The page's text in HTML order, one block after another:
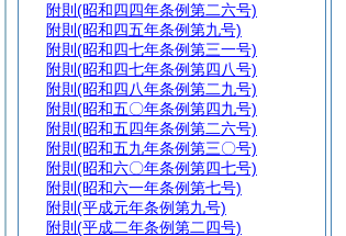
附則 (昭和四四年条例第二六号)
附則 (昭和四五年条例第九号)
附則 (昭和四七年条例第三一号)
附則 (昭和四七年条例第四八号)
附則 (昭和四八年条例第二九号)
附則 (昭和五〇年条例第四九号)
附則 (昭和五四年条例第二六号)
附則 (昭和五九年条例第三〇号)
附則 (昭和六〇年条例第四七号)
附則 (昭和六一年条例第七号)
附則 (平成元年条例第九号)
附則 (平成二年条例第二四号)